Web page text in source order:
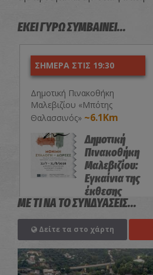
ΕΚΕΙ ΓΥΡΩ ΣΥΜΒΑΙΝΕΙ...
ΣΗΜΕΡΑ ΣΤΙΣ 19:30
Δημοτική Πινακοθήκη
Μαλεβιζίου «Μπότης
Θαλασσινός» ~6.1Km
Δημοτική
Πινακοθήκη
Μαλεβιζίου:
Εγκαίνια της
έκθεσης
«Μόνιμη
Συλλογή-
Δωρεές»
ΜΕ ΤΙ ΝΑ ΤΟ ΣΥΝΔΥΑΣΕΙΣ...
Δείτε τα στο χάρτη